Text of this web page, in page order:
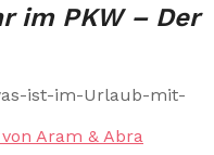
im PKW – Der
Aram & Abra